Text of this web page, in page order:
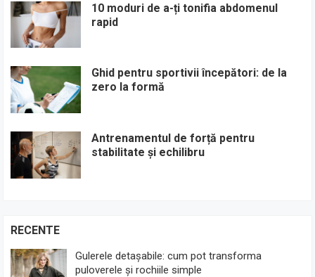
10 moduri de a-ți tonifia abdomenul
rapid
Ghid pentru sportivii începători: de la
zero la formă
Antrenamentul de forță pentru
stabilitate și echilibru
RECENTE
Gulerele detașabile: cum pot transforma
puloverele și rochiile simple